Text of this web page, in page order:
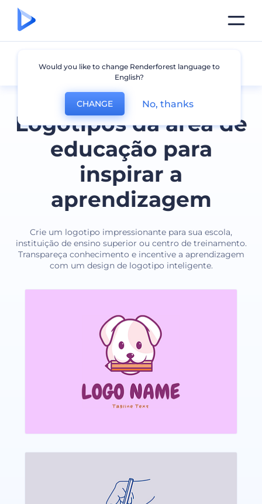
Logotipos da área de
educação para
inspirar a
aprendizagem
Crie um logotipo impressionante para sua escola,
instituição de ensino superior ou centro de treinamento.
Transpareça conhecimento e incentive a aprendizagem
com um design de logotipo inteligente.
Educação
Would you like to change Renderforest language to
English?
CHANGE No, thanks